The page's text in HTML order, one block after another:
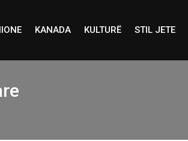
KANADA KULTURË STIL JETE